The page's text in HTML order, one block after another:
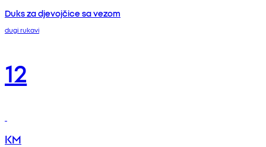
Duks za djevojčice sa vezom
dugi rukavi
12
KM